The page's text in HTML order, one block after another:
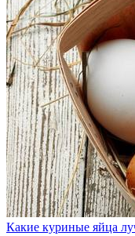
Какие куриные яйца